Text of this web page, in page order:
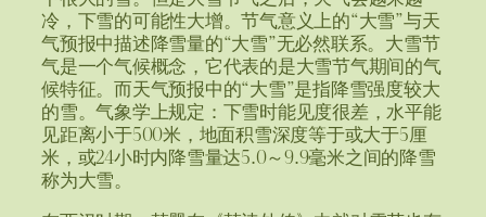
冷，下雪的可能性大增。节气意义上的“大雪”与天
气预报中描述降雪量的“大雪”无必然联系。大雪节
气是一个气候概念，它代表的是大雪节气期间的气
候特征。而天气预报中的“大雪”是指降雪强度较大
的雪。气象学上规定：下雪时能见度很差，水平能
见距离小于500米，地面积雪深度等于或大于5厘
米，或24小时内降雪量达5.0～9.9毫米之间的降雪
称为大雪。